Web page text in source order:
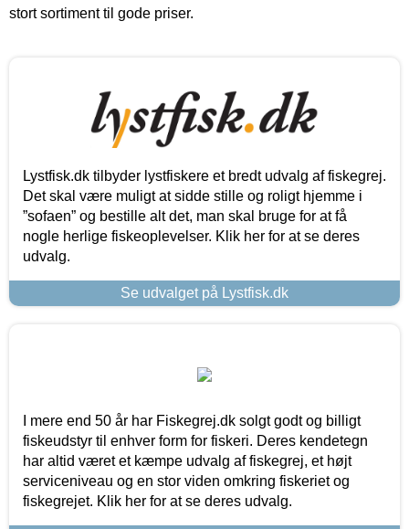
stort sortiment til gode priser.
Lystfisk.dk tilbyder lystfiskere et bredt udvalg af fiskegrej.
Det skal være muligt at sidde stille og roligt hjemme i
”sofaen” og bestille alt det, man skal bruge for at få
nogle herlige fiskeoplevelser. Klik her for at se deres
udvalg.
Se udvalget på Lystfisk.dk
I mere end 50 år har Fiskegrej.dk solgt godt og billigt
fiskeudstyr til enhver form for fiskeri. Deres kendetegn
har altid været et kæmpe udvalg af fiskegrej, et højt
serviceniveau og en stor viden omkring fiskeriet og
fiskegrejet. Klik her for at se deres udvalg.